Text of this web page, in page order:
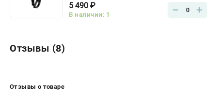
5 490 ₽
В наличии: 1
0
Отзывы (8)
Отзывы о товаре